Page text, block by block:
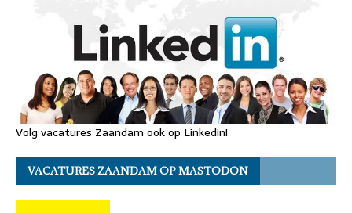
Volg vacatures Zaandam ook op Linkedin!
VACATURES ZAANDAM OP MASTODON